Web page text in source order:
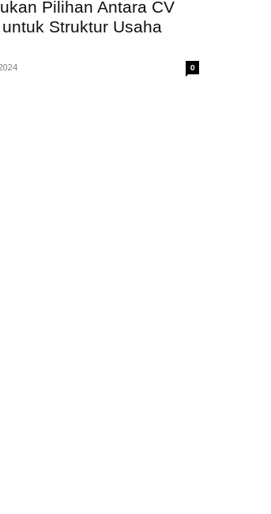
Pilihan Antara CV
Struktur Usaha
0